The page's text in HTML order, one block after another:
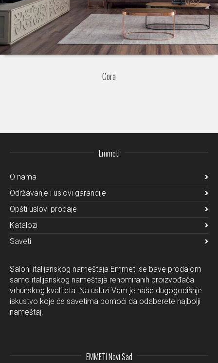
Cora
Emmeti
O nama
Održavanje i uslovi garancije
Opšti uslovi prodaje
Katalozi
Saveti
Saloni italijanskog nameštaja Emmeti se bave prodajom
samo italijanskog nameštaja renomiranih proizvođača
vrhunskog kvaliteta. Na usluzi Vam je naše dugogodišnje
iskustvo koje će savetima pomoći da odaberete najbolji
nameštaj.
EMMETI Novi Sad